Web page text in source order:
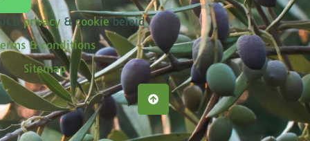
privacy& cookiebeleid
& conditions
Sitemap